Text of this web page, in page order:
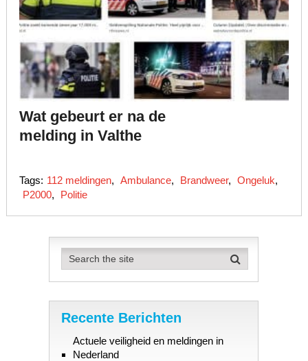
Wat gebeurt er na de
melding in Valthe
Tags: 112 meldingen, Ambulance, Brandweer, Ongeluk,
P2000, Politie
Recente Berichten
Actuele veiligheid en meldingen in
Nederland